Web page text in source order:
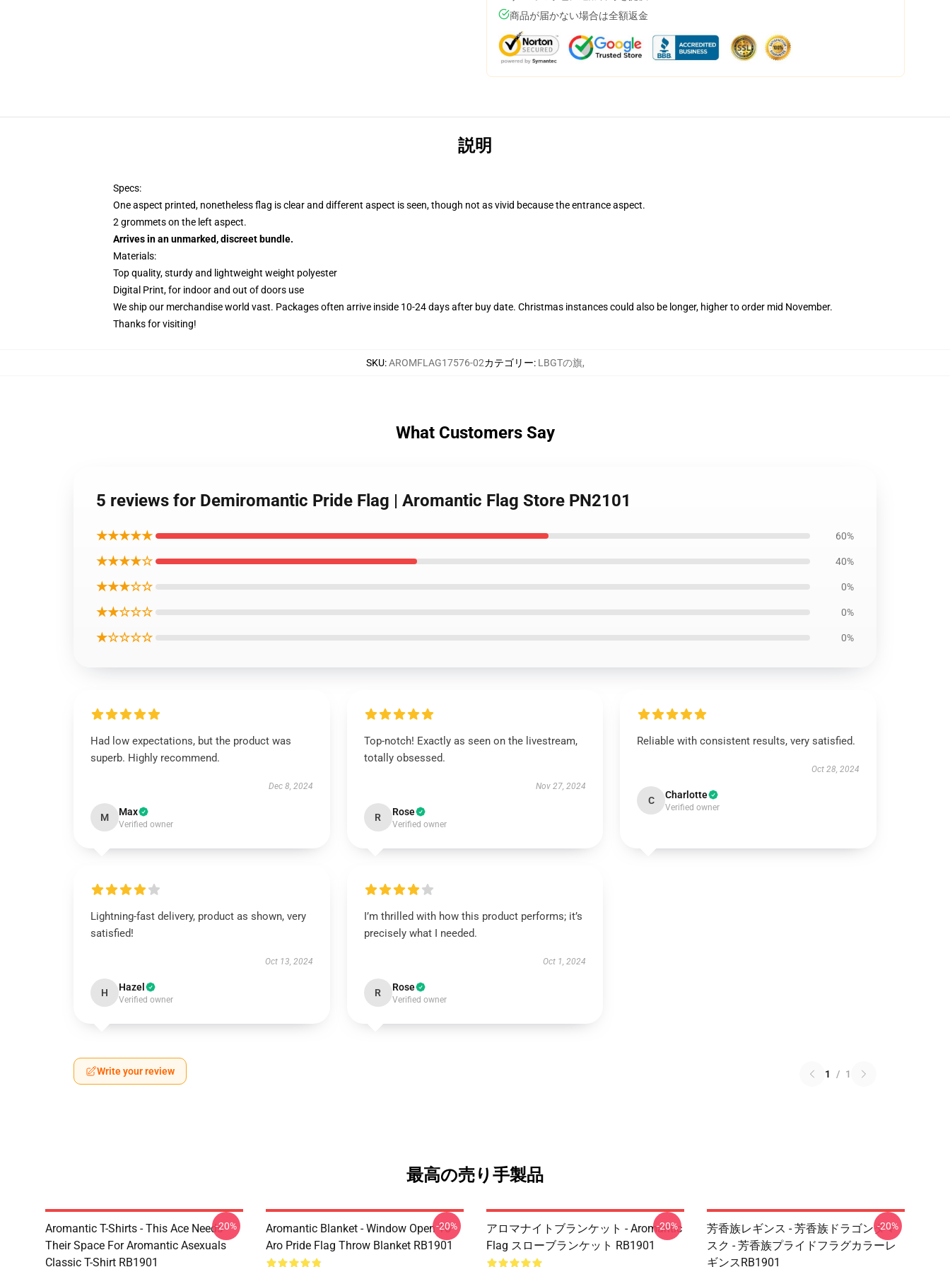
商品が届かない場合は全額返金
説明
Specs:
One aspect printed, nonetheless flag is clear and different aspect is seen, though not as vivid because the entrance aspect.
2 grommets on the left aspect.
Arrives in an unmarked, discreet bundle.
Materials:
Top quality, sturdy and lightweight weight polyester
Digital Print, for indoor and out of doors use
We ship our merchandise world vast. Packages often arrive inside 10-24 days after buy date. Christmas instances could also be longer, higher to order mid November.
Thanks for visiting!
SKU:AROMFLAG17576-02カテゴリー: LBGTの旗,
What Customers Say
5 reviews for Demiromantic Pride Flag | Aromantic Flag Store PN2101
★★★★★ 60%
★★★★☆ 40%
★★★☆☆ 0%
★★☆☆☆ 0%
★☆☆☆☆ 0%
Had low expectations, but the product was
superb. Highly recommend.
Dec 8, 2024
M Max
Verified owner
Top-notch! Exactly as seen on the livestream,
totally obsessed.
Nov 27, 2024
R Rose
Verified owner
Reliable with consistent results, very satisfied.
Oct 28, 2024
C Charlotte
Verified owner
Lightning-fast delivery, product as shown, very
satisfied!
Oct 13, 2024
H Hazel
Verified owner
I’m thrilled with how this product performs; it’s
precisely what I needed.
Oct 1, 2024
R Rose
Verified owner
Write your review 1 / 1
最高の売り手製品
Aromantic T-Shirts - This Ace Needs
Their Space For Aromantic Asexuals
Classic T-Shirt RB1901
-20%
Aromantic Blanket - Window Open To
Aro Pride Flag Throw Blanket RB1901
-20%
アロマナイトブランケット - Aromantic
Flag スローブランケット RB1901
-20%
芳香族レギンス - 芳香族ドラゴンダマ
スク - 芳香族プライドフラグカラーレ
ギンスRB1901
-20%